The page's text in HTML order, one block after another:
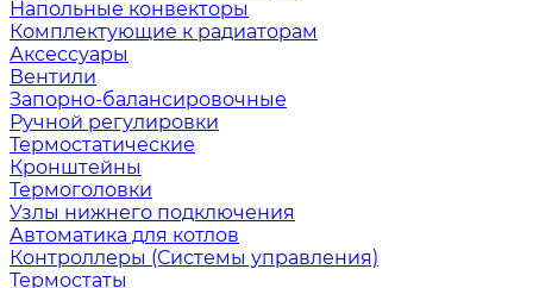
Напольные конвекторы
Комплектующие к радиаторам
Аксессуары
Вентили
Запорно-балансировочные
Ручной регулировки
Термостатические
Кронштейны
Термоголовки
Узлы нижнего подключения
Автоматика для котлов
Контроллеры (Системы управления)
Термостаты